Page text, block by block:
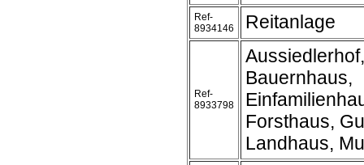
Ref-
8934146
Reitanlage
Ref-
8933798
Aussiedlerhof,
Bauernhaus,
Forsthaus,
Landhaus,